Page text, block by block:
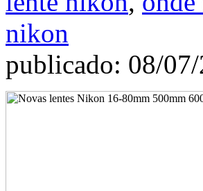
nikon
publicado: 08/